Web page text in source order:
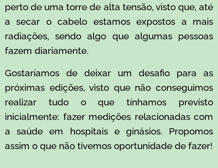
perto de uma torre de alta tensão, visto que, até
a secar o cabelo estamos expostos a mais
radiações, sendo algo que algumas pessoas
fazem diariamente.
Gostaríamos de deixar um desafio para as
próximas edições, visto que não conseguimos
realizar tudo o que tínhamos previsto
inicialmente: fazer medições relacionadas com
a saúde em hospitais e ginásios. Propomos
assim o que não tivemos oportunidade de fazer!